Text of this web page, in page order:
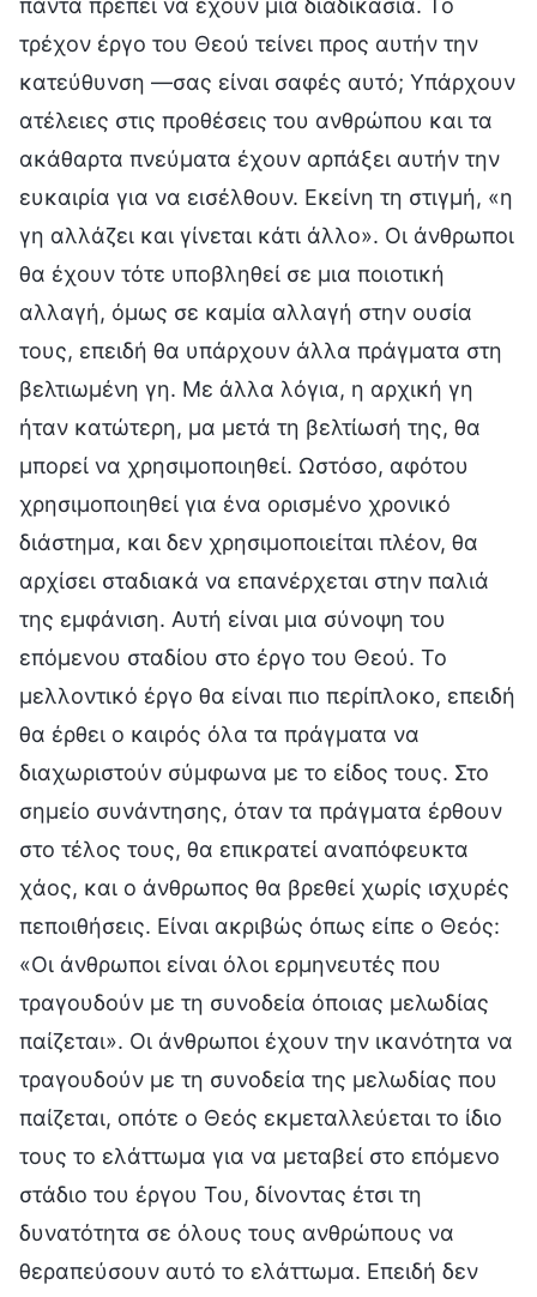
τρέχον έργο του Θεού τείνει προς αυτήν την
κατεύθυνση —σας είναι σαφές αυτό; Υπάρχουν
ατέλειες στις προθέσεις του ανθρώπου και τα
ακάθαρτα πνεύματα έχουν αρπάξει αυτήν την
ευκαιρία για να εισέλθουν. Εκείνη τη στιγμή, «η
γη αλλάζει και γίνεται κάτι άλλο». Οι άνθρωποι
θα έχουν τότε υποβληθεί σε μια ποιοτική
αλλαγή, όμως σε καμία αλλαγή στην ουσία
τους, επειδή θα υπάρχουν άλλα πράγματα στη
βελτιωμένη γη. Με άλλα λόγια, η αρχική γη
ήταν κατώτερη, μα μετά τη βελτίωσή της, θα
μπορεί να χρησιμοποιηθεί. Ωστόσο, αφότου
χρησιμοποιηθεί για ένα ορισμένο χρονικό
διάστημα, και δεν χρησιμοποιείται πλέον, θα
αρχίσει σταδιακά να επανέρχεται στην παλιά
της εμφάνιση. Αυτή είναι μια σύνοψη του
επόμενου σταδίου στο έργο του Θεού. Το
μελλοντικό έργο θα είναι πιο περίπλοκο, επειδή
θα έρθει ο καιρός όλα τα πράγματα να
διαχωριστούν σύμφωνα με το είδος τους. Στο
σημείο συνάντησης, όταν τα πράγματα έρθουν
στο τέλος τους, θα επικρατεί αναπόφευκτα
χάος, και ο άνθρωπος θα βρεθεί χωρίς ισχυρές
πεποιθήσεις. Είναι ακριβώς όπως είπε ο Θεός:
«Οι άνθρωποι είναι όλοι ερμηνευτές που
τραγουδούν με τη συνοδεία όποιας μελωδίας
παίζεται». Οι άνθρωποι έχουν την ικανότητα να
τραγουδούν με τη συνοδεία της μελωδίας που
παίζεται, οπότε ο Θεός εκμεταλλεύεται το ίδιο
τους το ελάττωμα για να μεταβεί στο επόμενο
στάδιο του έργου Του, δίνοντας έτσι τη
δυνατότητα σε όλους τους ανθρώπους να
θεραπεύσουν αυτό το ελάττωμα. Επειδή δεν